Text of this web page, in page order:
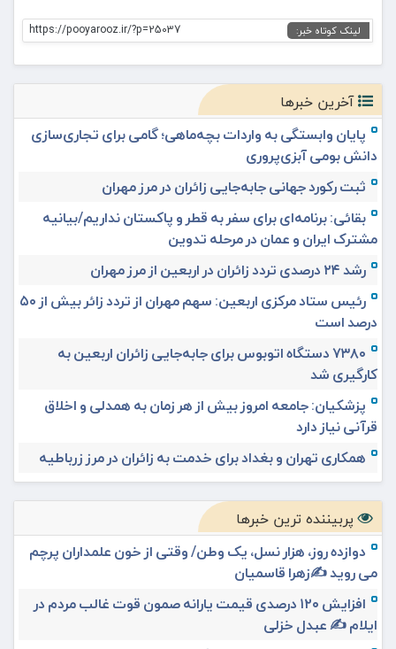
لینک کوتاه خبر: https://pooyarooz.ir/?p=25037
آخرین خبرها
پایان وابستگی به واردات بچه‌ماهی؛ گامی برای تجاری‌سازی
دانش بومی آبزی‌پروری
ثبت رکورد جهانی جابه‌جایی زائران در مرز مهران
بقائی: برنامه‌ای برای سفر به قطر و پاکستان نداریم/بیانیه
مشترک ایران و عمان در مرحله تدوین
رشد ۲۴ درصدی تردد زائران در اربعین از مرز مهران
رئیس ستاد مرکزی اربعین: سهم مهران از تردد زائر بیش از ۵۰
درصد است
۷۳۸۰ دستگاه اتوبوس برای جابه‌جایی زائران اربعین به‌
کارگیری شد
پزشکیان: جامعه امروز بیش از هر زمان به همدلی و اخلاق
قرآنی نیاز دارد
همکاری تهران و بغداد برای خدمت به زائران در مرز زرباطیه
پربیننده ترین خبرها
دوازده روز، هزار نسل، یک وطن/ وقتی از خون علمداران پرچم
می روید ✍️زهرا قاسمیان
افزایش ۱۲۰ درصدی قیمت یارانه صمون قوت غالب مردم در
ایلام ✍️ عبدل خزلی